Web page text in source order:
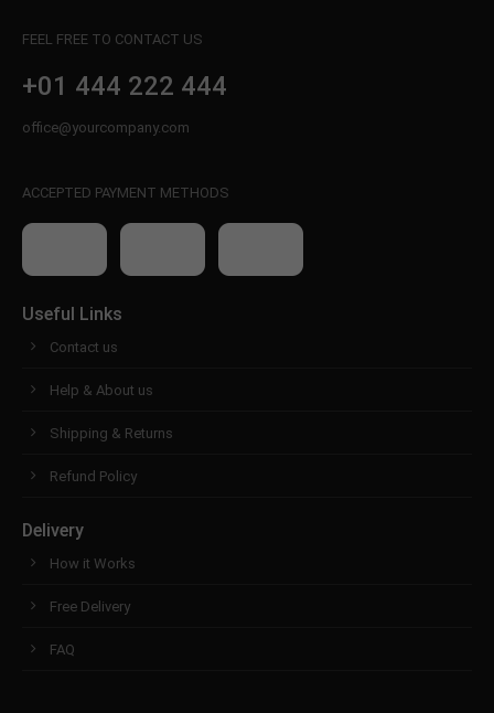
FEEL FREE TO CONTACT US
+01 444 222 444
office@yourcompany.com
ACCEPTED PAYMENT METHODS
Useful Links
Contact us
Help & About us
Shipping & Returns
Refund Policy
Delivery
How it Works
Free Delivery
FAQ